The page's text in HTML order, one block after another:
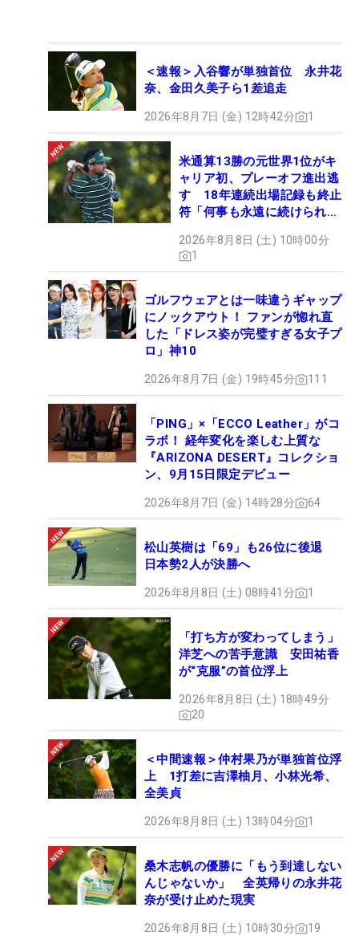
＜速報＞入谷響が単独首位 永井花
奈、金田久美子ら1差追走
2026年8月7日 (金) 12時42分 1
米通算13勝の元世界1位がキ
ャリア初、プレーオフ進出逃
す 18年連続出場記録も終止
符「何事も永遠に続けられな
2026年8月8日 (土) 10時00分
1
ゴルフウェアとは一味違うギャップ
にノックアウト！ ファンが惚れ直
した「ドレス姿が完璧すぎる女子プ
ロ」神10
2026年8月7日 (金) 19時45分 111
「PING」×「ECCO Leather」がコ
ラボ！ 経年変化を楽しむ上質な
『ARIZONA DESERT』コレクショ
ン、9月15日限定デビュー
2026年8月7日 (金) 14時28分 64
松山英樹は「69」も26位に後退
日本勢2人が決勝へ
2026年8月8日 (土) 08時41分 1
「打ち方が変わってしまう」
洋芝への苦手意識 安田祐香
が“克服”の首位浮上
2026年8月8日 (土) 18時49分
20
＜中間速報＞仲村果乃が単独首位浮
上 1打差に吉澤柚月、小林光希、
全美貞
2026年8月8日 (土) 13時04分 1
桑木志帆の優勝に「もう到達しない
んじゃないか」 全英帰りの永井花
奈が受け止めた現実
2026年8月8日 (土) 10時30分 19